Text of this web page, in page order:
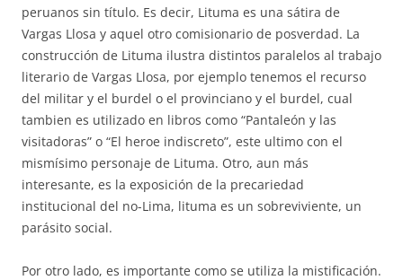
peruanos sin título. Es decir, Lituma es una sátira de
Vargas Llosa y aquel otro comisionario de posverdad. La
construcción de Lituma ilustra distintos paralelos al trabajo
literario de Vargas Llosa, por ejemplo tenemos el recurso
del militar y el burdel o el provinciano y el burdel, cual
tambien es utilizado en libros como “Pantaleón y las
visitadoras” o “El heroe indiscreto”, este ultimo con el
mismísimo personaje de Lituma. Otro, aun más
interesante, es la exposición de la precariedad
institucional del no-Lima, lituma es un sobreviviente, un
parásito social.
Por otro lado, es importante como se utiliza la mistificación.